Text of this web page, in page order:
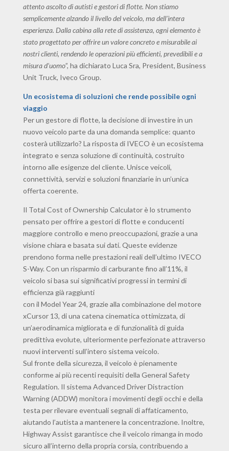
attento ascolto di autisti e gestori di flotte. Non stiamo
semplicemente alzando il livello del veicolo, ma dell’intera
esperienza. Dalla cabina alla rete di assistenza, ogni elemento è
stato progettato per offrire un valore concreto e misurabile ai
nostri clienti, rendendo le operazioni più efficienti, prevedibili e a
misura d’uomo”, ha dichiarato Luca Sra, President, Business
Unit Truck, Iveco Group.
Un ecosistema di soluzioni che rende possibile ogni
viaggio
Per un gestore di flotte, la decisione di investire in un
nuovo veicolo parte da una domanda semplice: quanto
costerà utilizzarlo? La risposta di IVECO è un ecosistema
integrato e senza soluzione di continuità, costruito
intorno alle esigenze del cliente. Unisce veicoli,
connettività, servizi e soluzioni finanziarie in un’unica
offerta coerente.
Il Total Cost of Ownership Calculator è lo strumento
pensato per offrire a gestori di flotte e conducenti
maggiore controllo e meno preoccupazioni, grazie a una
visione chiara e basata sui dati. Queste evidenze
prendono forma nelle prestazioni reali dell’ultimo IVECO
S-Way. Con un risparmio di carburante fino all’11%, il
veicolo si basa sui significativi progressi in termini di
efficienza già raggiunti
con il Model Year 24, grazie alla combinazione del motore
xCursor 13, di una catena cinematica ottimizzata, di
un’aerodinamica migliorata e di funzionalità di guida
predittiva evolute, ulteriormente perfezionate attraverso
nuovi interventi sull’intero sistema veicolo.
Sul fronte della sicurezza, il veicolo è pienamente
conforme ai più recenti requisiti della General Safety
Regulation. Il sistema Advanced Driver Distraction
Warning (ADDW) monitora i movimenti degli occhi e della
testa per rilevare eventuali segnali di affaticamento,
aiutando l’autista a mantenere la concentrazione. Inoltre,
Highway Assist garantisce che il veicolo rimanga in modo
sicuro all’interno della propria corsia, contribuendo a